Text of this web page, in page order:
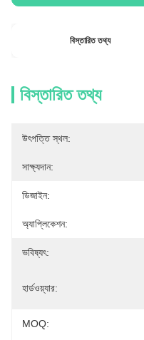
বিস্তারিত তথ্য
বিস্তারিত তথ্য
উৎপত্তি স্থল:
সাক্ষ্যদান:
ডিজাইন:
অ্যাপ্লিকেশন:
ভবিষ্যৎ:
হার্ডওয়্যার:
MOQ: